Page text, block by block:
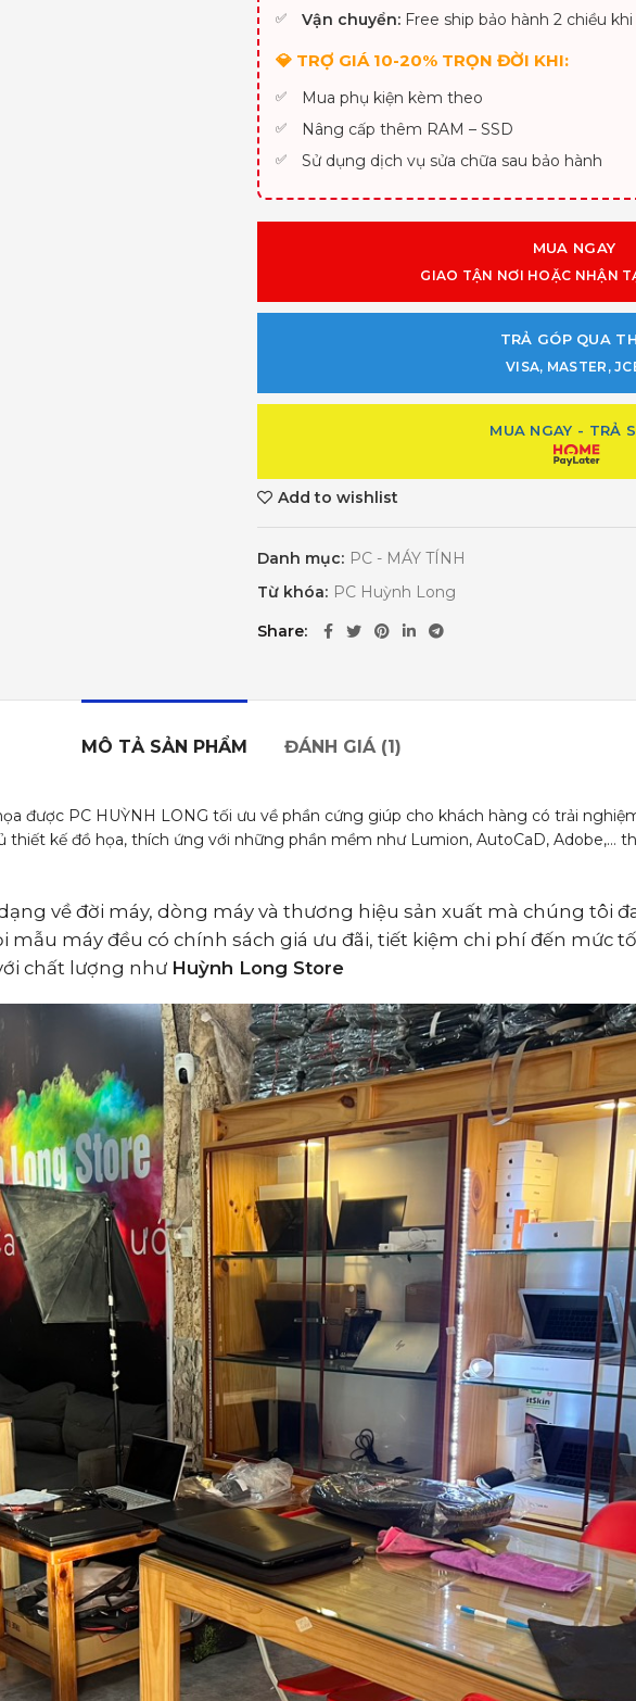
Vận chuyển: Free ship bảo hành 2 chiều
💎 TRỢ GIÁ 10-20% TRỌN ĐỜI KHI:
Mua phụ kiện kèm theo
Nâng cấp thêm RAM – SSD
Sử dụng dịch vụ sửa chữa sau bảo hành
MUA NGAY
GIAO TẬN NƠI HOẶC NHẬN
TRẢ GÓP QUA
VISA, MASTER,
MUA NGAY - TRẢ
Add to wishlist
Danh mục: PC - MÁY TÍNH
Từ khóa: PC Huỳnh Long
Share
MÔ TẢ SẢN PHẨM ĐÁNH GIÁ (1)
được PC HUỲNH LONG tối ưu về phần cứng giúp cho khách hàng có trải
kế đồ họa, thích ứng với những phần mềm như Lumion, AutoCaD, Adobe,…
về đời máy, dòng máy và thương hiệu sản xuất mà chúng tôi
máy đều có chính sách giá ưu đãi, tiết kiệm chi phí đến mức
chất lượng như Huỳnh Long Store